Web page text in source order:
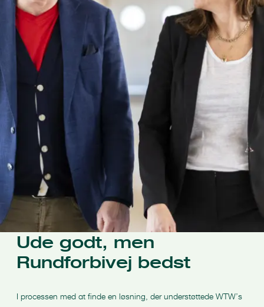
Ude godt, men
Rundforbivej bedst
I processen med at finde en løsning, der understøttede WTW’s